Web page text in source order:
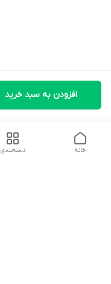
افزودن به سبد خرید
دسته‌بندی خانه